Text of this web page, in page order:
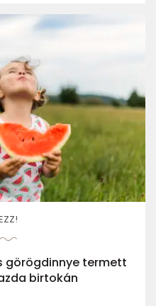
görögdinnye termett
birtokán